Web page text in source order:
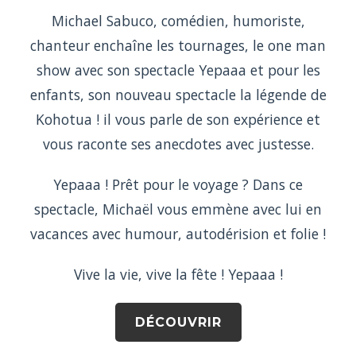
Michael Sabuco, comédien, humoriste,
chanteur enchaîne les tournages, le one man
show avec son spectacle Yepaaa et pour les
enfants, son nouveau spectacle la légende de
Kohotua ! il vous parle de son expérience et
vous raconte ses anecdotes avec justesse.
Yepaaa ! Prêt pour le voyage ? Dans ce
spectacle, Michaël vous emmène avec lui en
vacances avec humour, autodérision et folie !
Vive la vie, vive la fête ! Yepaaa !
DÉCOUVRIR